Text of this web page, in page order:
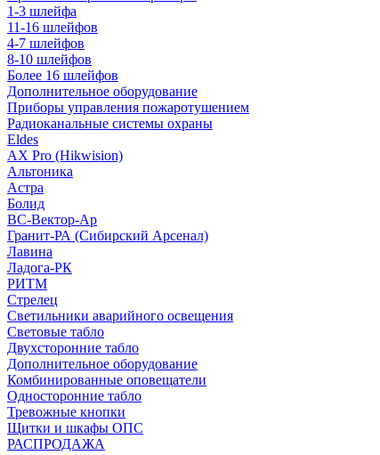
1-3 шлейфа
11-16 шлейфов
4-7 шлейфов
8-10 шлейфов
Более 16 шлейфов
Дополнительное оборудование
Приборы управления пожаротушением
Радиоканальные системы охраны
Eldes
AX Pro (Hikwision)
Альтоника
Астра
Болид
ВС-Вектор-Ар
Гранит-РА (Сибирский Арсенал)
Лавина
Ладога-РК
РИТМ
Стрелец
Светильники аварийного освещения
Световые табло
Двухсторонние табло
Дополнительное оборудование
Комбинированные оповещатели
Односторонние табло
Тревожные кнопки
Щитки и шкафы ОПС
РАСПРОДАЖА